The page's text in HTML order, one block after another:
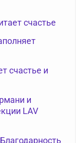
счастье
счастье и
и
LAV